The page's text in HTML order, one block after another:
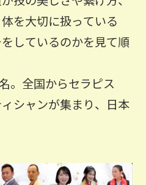
を大切に扱っている
しているのかを見て順
。全国からセラピス
シャンが集まり、日本